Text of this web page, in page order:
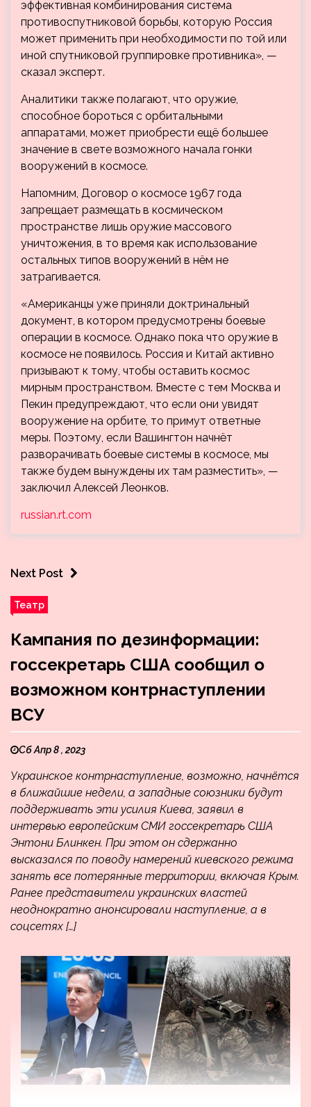
эффективная комбинирования система
противоспутниковой борьбы, которую Россия
может применить при необходимости по той или
иной спутниковой группировке противника», —
сказал эксперт.
Аналитики также полагают, что оружие,
способное бороться с орбитальными
аппаратами, может приобрести ещё большее
значение в свете возможного начала гонки
вооружений в космосе.
Напомним, Договор о космосе 1967 года
запрещает размещать в космическом
пространстве лишь оружие массового
уничтожения, в то время как использование
остальных типов вооружений в нём не
затрагивается.
«Американцы уже приняли доктринальный
документ, в котором предусмотрены боевые
операции в космосе. Однако пока что оружие в
космосе не появилось. Россия и Китай активно
призывают к тому, чтобы оставить космос
мирным пространством. Вместе с тем Москва и
Пекин предупреждают, что если они увидят
вооружение на орбите, то примут ответные
меры. Поэтому, если Вашингтон начнёт
разворачивать боевые системы в космосе, мы
также будем вынуждены их там разместить», —
заключил Алексей Леонков.
russian.rt.com
Next Post
Театр
Кампания по дезинформации:
госсекретарь США сообщил о
возможном контрнаступлении
ВСУ
Сб Апр 8 , 2023
Украинское контрнаступление, возможно, начнётся
в ближайшие недели, а западные союзники будут
поддерживать эти усилия Киева, заявил в
интервью европейским СМИ госсекретарь США
Энтони Блинкен. При этом он сдержанно
высказался по поводу намерений киевского режима
занять все потерянные территории, включая Крым.
Ранее представители украинских властей
неоднократно анонсировали наступление, а в
соцсетях […]